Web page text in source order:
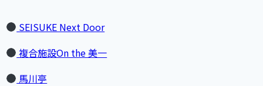
SEISUKE Next Door(新しいタブで開きます)
複合施設On the 美一(新しいタブで開きます)
馬川亭